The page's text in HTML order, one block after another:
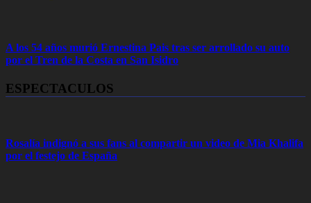
A los 54 años murió Ernestina Pais tras ser arrollado su auto
por el Tren de la Costa en San Isidro
ESPECTACULOS
Rosalía indignó a sus fans al compartir un video de Mia Khalifa
por el festejo de España